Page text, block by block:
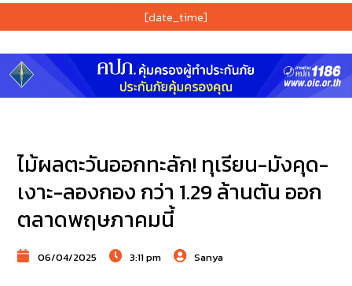
[date_time]
ไม้ผลตะวันออกทะลัก! ทุเรียน-มังคุด-
เงาะ-ลองกอง กว่า 1.29 ล้านตัน ออก
ตลาดพฤษภาคมนี้
06/04/2025 3:11 pm Sanya